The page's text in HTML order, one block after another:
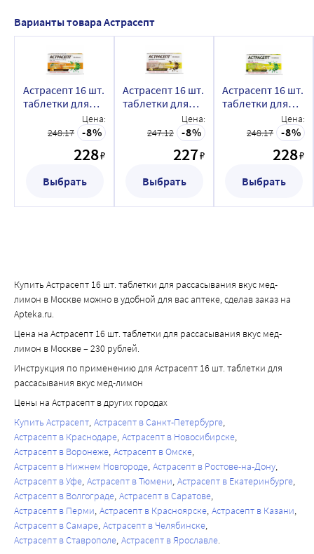
Варианты товара Астрасепт
Астрасепт 16 шт.
таблетки для
рассасывания
вкус апельсин
Цена:
248.17
8
228₽
Выбрать
Астрасепт 16 шт.
таблетки для
рассасывания
вкус имбирно-
Цена:
247.12
8
227₽
Выбрать
Астрасепт 16 шт.
таблетки для
рассасывания
вкус лимон
Цена:
248.17
8
228₽
Выбрать
Купить Астрасепт 16 шт. таблетки для рассасывания вкус мед-
лимон в Москве можно в удобной для вас аптеке, сделав заказ на
Apteka.ru.
Цена на Астрасепт 16 шт. таблетки для рассасывания вкус мед-
лимон в Москве – 230 рублей.
Инструкция по применению для Астрасепт 16 шт. таблетки для
рассасывания вкус мед-лимон
Цены на Астрасепт в других городах
Купить Астрасепт Астрасепт в Санкт-Петербурге
Астрасепт в Краснодаре Астрасепт в Новосибирске
Астрасепт в Воронеже Астрасепт в Омске
Астрасепт в Нижнем Новгороде Астрасепт в Ростове-на-Дону
Астрасепт в Уфе Астрасепт в Тюмени Астрасепт в Екатеринбурге
Астрасепт в Волгограде Астрасепт в Саратове
Астрасепт в Перми Астрасепт в Красноярске Астрасепт в Казани
Астрасепт в Самаре Астрасепт в Челябинске
Астрасепт в Ставрополе Астрасепт в Ярославле